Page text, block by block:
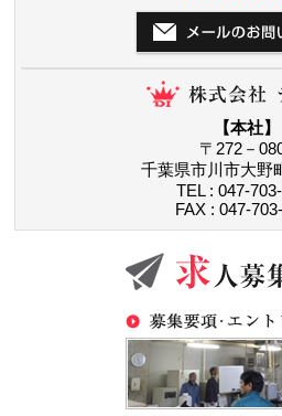
【本社】
〒272－
千葉県市川市大野
TEL : 047-
FAX : 047-